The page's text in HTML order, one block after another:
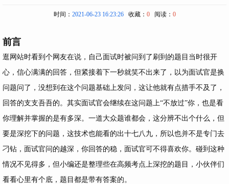
时间： 2021-06-23 16:23:26收藏： 0阅读： 0
前言
逛网站时看到个网友在说，自己面试时被问到了刷到的题目当时很开
心，信心满满的回答，但紧接着下一秒就笑不出来了，以为面试官是换
问题问了，没想到在这个问题基础上发问，这让他就有点措手不及了，
回答的支支吾吾的。其实面试官会继续在这问题上“不放过”你，也是看
你理解并掌握的是有多深。一道大众题谁都会，这分辨不出个什么，但
要是深挖下的问题，这技术也能看的出十七八九，所以也并不是专门去
刁钻，面试官问的越深，你回答的稳，面试官可不得喜欢你。碰到这种
情况不见得多，但小编还是整理些在高频考点上深挖的题目，小伙伴们
看看心里有个底，题目都是带有答案的。